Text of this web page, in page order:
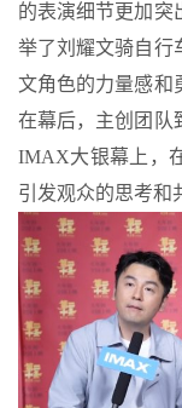
的表演细节更加突
举了刘耀文骑自行
文角色的力量感和
在幕后，主创团队
IMAX大银幕上，
引发观众的思考和